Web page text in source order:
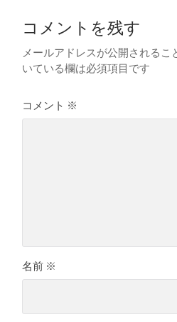
コメントを残す
メールアドレスが公開されるこ
いている欄は必須項目です
コメント ※
名前 ※